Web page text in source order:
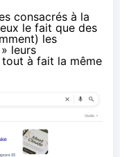
consacrés à la
le fait que des
les
» leurs
tout à fait la même